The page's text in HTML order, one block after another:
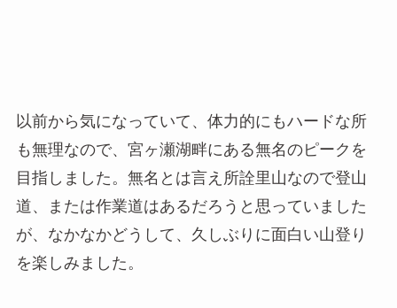
以前から気になっていて、体力的にもハードな所
も無理なので、宮ヶ瀬湖畔にある無名のピークを
目指しました。無名とは言え所詮里山なので登山
道、または作業道はあるだろうと思っていました
が、なかなかどうして、久しぶりに面白い山登り
を楽しみました。